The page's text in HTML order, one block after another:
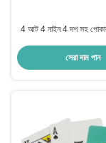
4 আট 4 নাইন 4 দশ সহ পোকার
সেরা দাম পান